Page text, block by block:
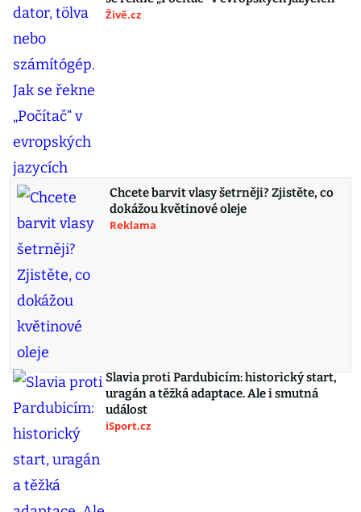
Živě.cz
Chcete barvit vlasy šetrněji? Zjistěte, co
dokážou květinové oleje
Reklama
Slavia proti Pardubicím: historický start,
uragán a těžká adaptace. Ale i smutná
událost
iSport.cz